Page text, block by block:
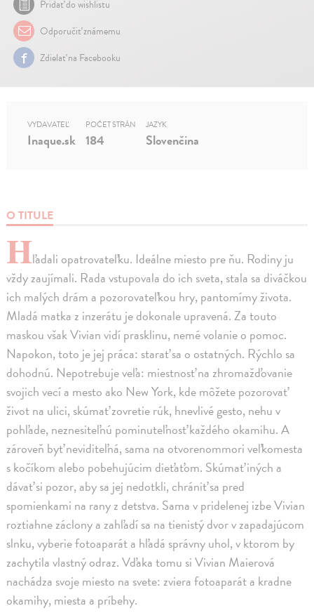
Pridať do wishlistu
Odporučiť známemu
Zdielať na Facebooku
O TITULE
Hľadali opatrovateľku. Ideálne miesto pre ňu. Rodiny ju
vždy zaujímali. Rada vstupovala do ich sveta, stala sa diváčkou
ich malých drám a pozorovateľkou hry, pantomímy života.
Mladá matka z inzerátu je dokonale upravená. Za touto
maskou však Vivian vidí prasklinu, nemé volanie o pomoc.
Napokon, toto je jej práca: starať sa o ostatných. Rýchlo sa
dohodnú. Nepotrebuje veľa: miestnosť na zhromažďovanie
svojich vecí a mesto ako New York, kde môžete pozorovať
život na ulici, skúmať zovretie rúk, hnevlivé gesto, nehu v
pohľade, neznesiteľnú pominuteľnosť každého okamihu. A
zároveň byť neviditeľná, sama na otvorenommori veľkomesta
s kočíkom alebo pobehujúcim dieťaťom. Skúmať iných a
dávať si pozor, aby sa jej nedotkli, chrániť sa pred
spomienkami na rany z detstva. Sama v pridelenej izbe Vivian
roztiahne záclony a zahľadí sa na tienistý dvor v zapadajúcom
slnku, vyberie fotoaparát a hľadá správny uhol, v ktorom by
zachytila vlastný odraz. Vďaka tomu si Vivian Maierová
nachádza svoje miesto na svete: zviera fotoaparát a kradne
okamihy, miesta a príbehy.
VYDAVATEĽ
Inaque.sk
POČET STRÁN
184
JAZYK
Slovenčina